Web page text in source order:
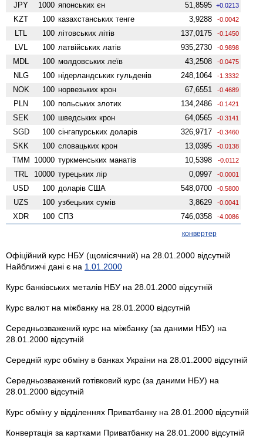
JPY 1000 японських єн 51,8595 +0.0213
KZT 100 казахстанських тенге 3,9288 -0.0042
LTL 100 літовських літів 137,0175 -0.1450
LVL 100 латвійських латів 935,2730 -0.9898
MDL 100 молдовських леїв 43,2508 -0.0475
NLG 100 нідерландських гульденів 248,1064 -1.3332
NOK 100 норвезьких крон 67,6551 -0.4689
PLN 100 польських злотих 134,2486 -0.1421
SEK 100 шведських крон 64,0565 -0.3141
SGD 100 сінгапурських доларів 326,9717 -0.3460
SKK 100 словацьких крон 13,0395 -0.0138
TMM 10000 туркменських манатів 10,5398 -0.0112
TRL 10000 турецьких лір 0,0997 -0.0001
USD 100 доларів США 548,0700 -0.5800
UZS 100 узбецьких сумів 3,8629 -0.0041
XDR 100 СПЗ 746,0358 -4.0086
конвертер
Офіційний курс НБУ (щомісячний) на 28.01.2000 відсутній
Найближчі дані є на 1.01.2000
Курс банківських металів НБУ на 28.01.2000 відсутній
Курс валют на міжбанку на 28.01.2000 відсутній
Середньозважений курс на міжбанку (за даними НБУ) на
28.01.2000 відсутній
Середній курс обміну в банках України на 28.01.2000 відсутній
Середньозважений готівковий курс (за даними НБУ) на
28.01.2000 відсутній
Курс обміну у відділеннях Приватбанку на 28.01.2000 відсутній
Конвертація за картками Приватбанку на 28.01.2000 відсутній